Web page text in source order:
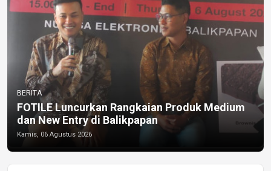
BERITA
FOTILE Luncurkan Rangkaian Produk Medium
dan New Entry di Balikpapan
Kamis, 06 Agustus 2026